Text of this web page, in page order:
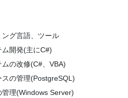
グ言語、ツール
ム開発(主にC#)
ムの改修(C#、VBA)
スの管理(PostgreSQL)
管理(Windows Server)